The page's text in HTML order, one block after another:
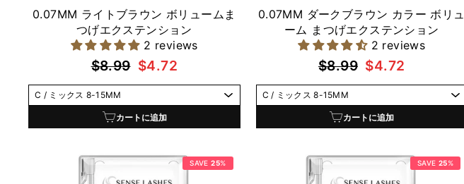
0.07MM ライトブラウン ボリュームま
つげエクステンション
2 reviews
通
常
価
$8.99 セ
ー
ル
価
$4.72
カートに追加
0.07MM ダークブラウン カラー ボリュ
ーム まつげエクステンション
2 reviews
通
常
価
$8.99 セ
ー
ル
価
$4.72
カートに追加
SAVE25% SAVE 25%